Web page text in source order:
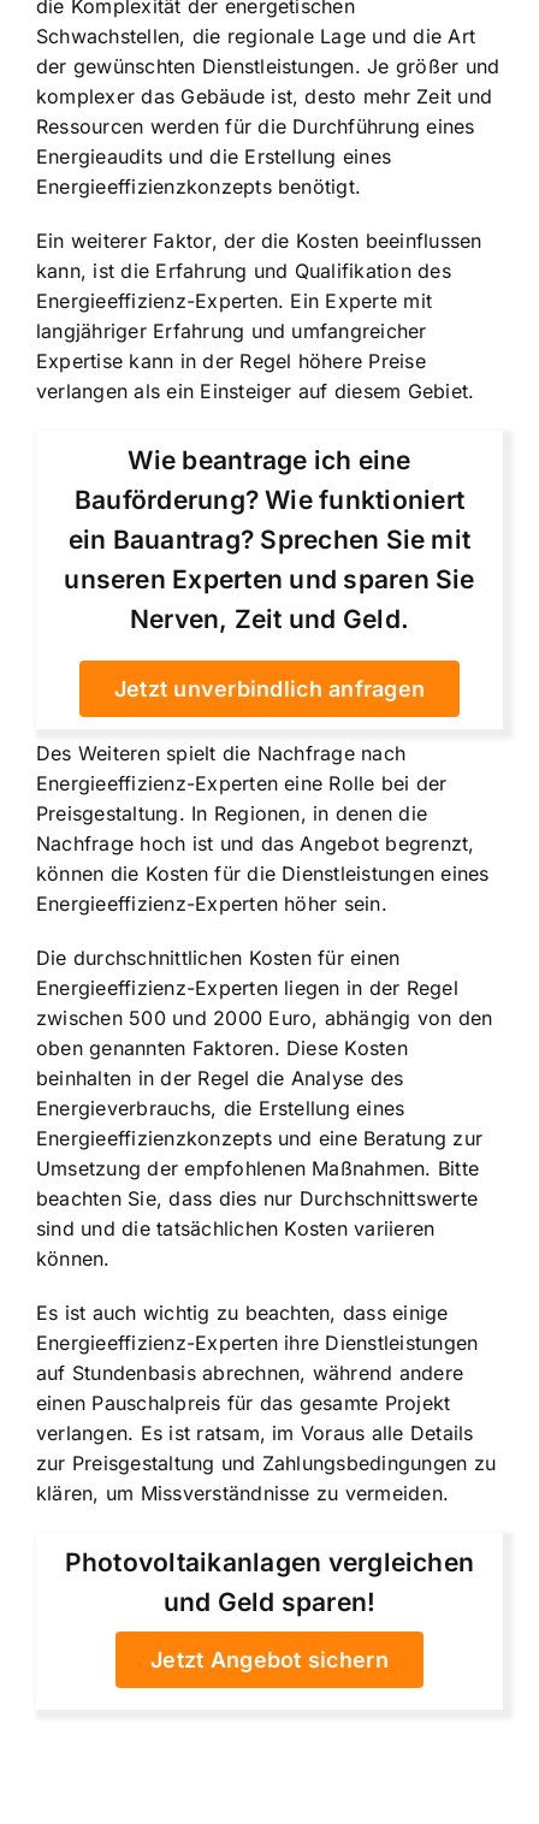
die Komplexität der energetischen
Schwachstellen, die regionale Lage und die Art
der gewünschten Dienstleistungen. Je größer und
komplexer das Gebäude ist, desto mehr Zeit und
Ressourcen werden für die Durchführung eines
Energieaudits und die Erstellung eines
Energieeffizienzkonzepts benötigt.
Ein weiterer Faktor, der die Kosten beeinflussen
kann, ist die Erfahrung und Qualifikation des
Energieeffizienz-Experten. Ein Experte mit
langjähriger Erfahrung und umfangreicher
Expertise kann in der Regel höhere Preise
verlangen als ein Einsteiger auf diesem Gebiet.
Wie beantrage ich eine
Bauförderung? Wie funktioniert
ein Bauantrag? Sprechen Sie mit
unseren Experten und sparen Sie
Nerven, Zeit und Geld.
Jetzt unverbindlich anfragen
Des Weiteren spielt die Nachfrage nach
Energieeffizienz-Experten eine Rolle bei der
Preisgestaltung. In Regionen, in denen die
Nachfrage hoch ist und das Angebot begrenzt,
können die Kosten für die Dienstleistungen eines
Energieeffizienz-Experten höher sein.
Die durchschnittlichen Kosten für einen
Energieeffizienz-Experten liegen in der Regel
zwischen 500 und 2000 Euro, abhängig von den
oben genannten Faktoren. Diese Kosten
beinhalten in der Regel die Analyse des
Energieverbrauchs, die Erstellung eines
Energieeffizienzkonzepts und eine Beratung zur
Umsetzung der empfohlenen Maßnahmen. Bitte
beachten Sie, dass dies nur Durchschnittswerte
sind und die tatsächlichen Kosten variieren
können.
Es ist auch wichtig zu beachten, dass einige
Energieeffizienz-Experten ihre Dienstleistungen
auf Stundenbasis abrechnen, während andere
einen Pauschalpreis für das gesamte Projekt
verlangen. Es ist ratsam, im Voraus alle Details
zur Preisgestaltung und Zahlungsbedingungen zu
klären, um Missverständnisse zu vermeiden.
Photovoltaikanlagen vergleichen
und Geld sparen!
Jetzt Angebot sichern